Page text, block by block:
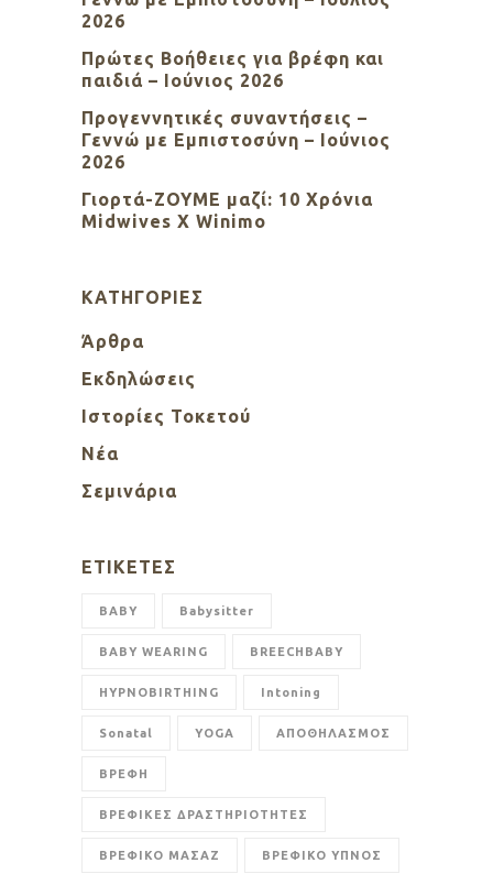
2026
Πρώτες Βοήθειες για βρέφη και
παιδιά – Ιούνιος 2026
Προγεννητικές συναντήσεις –
Γεννώ με Εμπιστοσύνη – Ιούνιος
2026
Γιορτά-ΖΟΥΜΕ μαζί: 10 Χρόνια
Midwives X Winimo
KΑΤΗΓΟΡΊΕΣ
Άρθρα
Εκδηλώσεις
Ιστορίες Τοκετού
Νέα
Σεμινάρια
ΕΤΙΚΈΤΕΣ
BABY Babysitter
BABY WEARING BREECHBABY
HYPNOBIRTHING Intoning
Sonatal YOGA ΑΠΟΘΗΛΑΣΜΟΣ
ΒΡΕΦΗ
ΒΡΕΦΙΚΕΣ ΔΡΑΣΤΗΡΙΟΤΗΤΕΣ
ΒΡΕΦΙΚΟ ΜΑΣΑΖ ΒΡΕΦΙΚΟ ΥΠΝΟΣ